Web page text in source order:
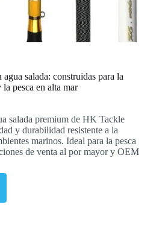
agua salada: construidas para la
pesca en alta mar
salada premium de HK Tackle
y durabilidad resistente a la
marinos. Ideal para la pesca
de venta al por mayor y OEM